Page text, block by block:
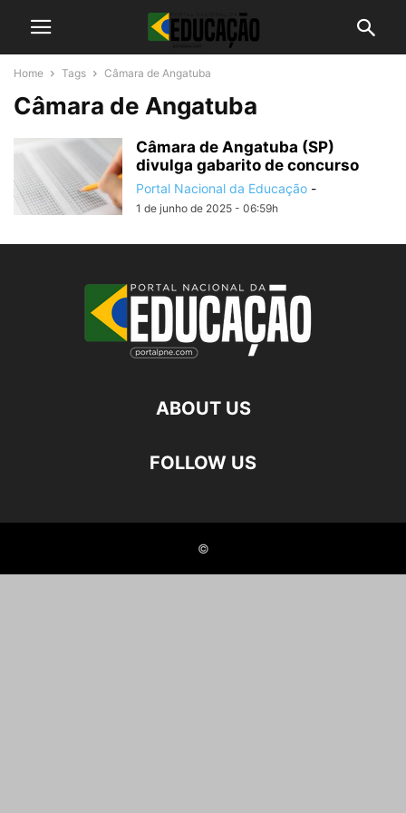
Home Tags Câmara de Angatuba
Câmara de Angatuba
Câmara de Angatuba (SP)
divulga gabarito de concurso
Portal Nacional da Educação -
1 de junho de 2025 - 06:59h
ABOUT US
FOLLOW US
©